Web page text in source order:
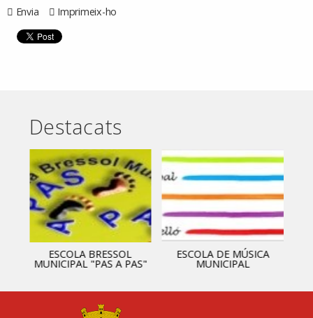
Envia Imprimeix-ho
Destacats
ESCOLA BRESSOL
MUNICIPAL "PAS A PAS"
ESCOLA DE MÚSICA
MUNICIPAL